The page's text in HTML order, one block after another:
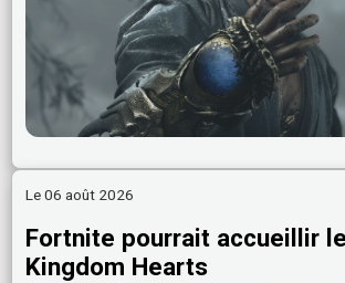
Le 06 août 2026
Fortnite pourrait accueillir
Kingdom Hearts